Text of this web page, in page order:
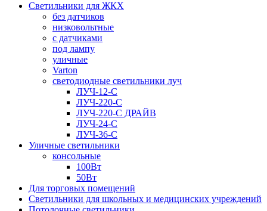
Светильники для ЖКХ
без датчиков
низковольтные
с датчиками
под лампу
уличные
Varton
светодиодные светильники луч
ЛУЧ-12-С
ЛУЧ-220-С
ЛУЧ-220-С ДРАЙВ
ЛУЧ-24-С
ЛУЧ-36-С
Уличные светильники
консольные
100Вт
50Вт
Для торговых помещений
Светильники для школьных и медицинских учреждений